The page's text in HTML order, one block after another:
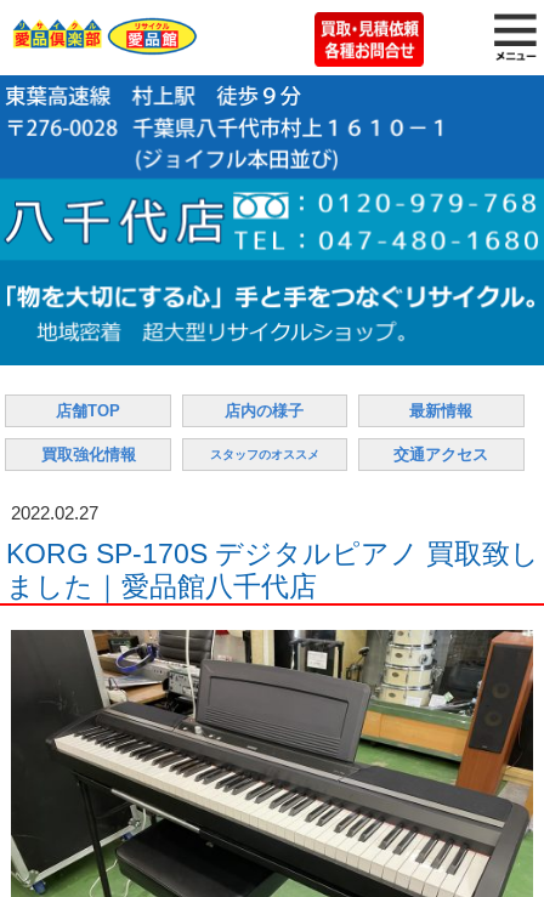
店舗TOP 店内の様子 最新情報
買取強化情報 スタッフのオススメ 交通アクセス
2022.02.27
KORG SP-170S デジタルピアノ 買取致し
ました｜愛品館八千代店